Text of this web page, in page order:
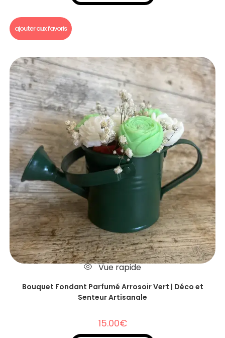
ajouter aux favoris
Vue rapide
Bouquet Fondant Parfumé Arrosoir Vert | Déco et
Senteur Artisanale
15.00€